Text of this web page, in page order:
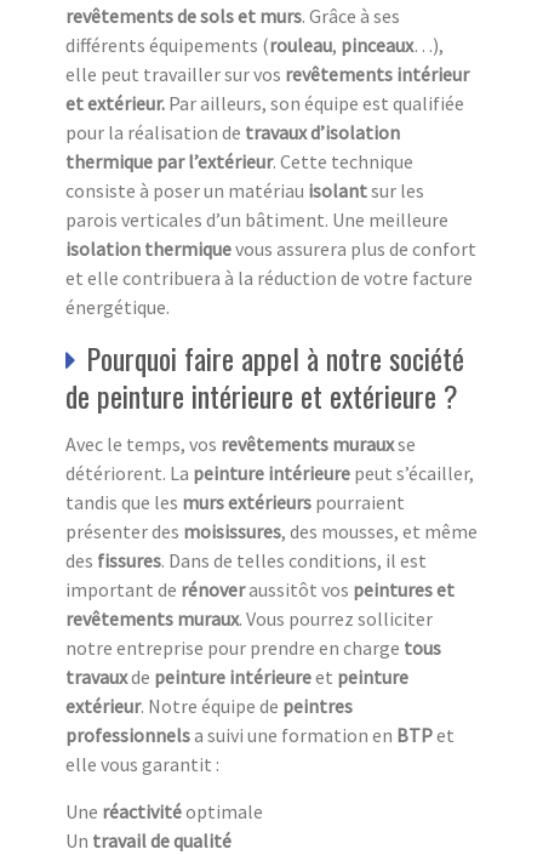
revêtements de sols et murs. Grâce à ses
différents équipements (rouleau, pinceaux…),
elle peut travailler sur vos revêtements intérieur
et extérieur. Par ailleurs, son équipe est qualifiée
pour la réalisation de travaux d’isolation
thermique par l’extérieur. Cette technique
consiste à poser un matériau isolantsur les
parois verticales d’un bâtiment. Une meilleure
isolation thermiquevous assurera plus de confort
et elle contribuera à la réduction de votre facture
énergétique.
Pourquoi faire appel à notre société
de peinture intérieure et extérieure ?
Avec le temps, vos revêtements murauxse
détériorent. La peinture intérieure peut s’écailler,
tandis que les murs extérieurs pourraient
présenter des moisissures, des mousses, et même
des fissures. Dans de telles conditions, il est
important de rénoveraussitôt vos peintures et
revêtements muraux. Vous pourrez solliciter
notre entreprise pour prendre en charge tous
travauxde peinture intérieureet peinture
extérieur. Notre équipe de peintres
professionnelsa suivi une formation en BTPet
elle vous garantit :
Une réactivitéoptimale
Un travail de qualité